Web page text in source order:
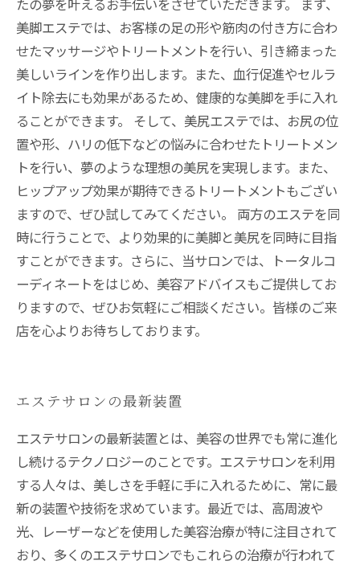
たの夢を叶えるお手伝いをさせていただきます。 まず、
美脚エステでは、お客様の足の形や筋肉の付き方に合わ
せたマッサージやトリートメントを行い、引き締まった
美しいラインを作り出します。また、血行促進やセルラ
イト除去にも効果があるため、健康的な美脚を手に入れ
ることができます。 そして、美尻エステでは、お尻の位
置や形、ハリの低下などの悩みに合わせたトリートメン
トを行い、夢のような理想の美尻を実現します。また、
ヒップアップ効果が期待できるトリートメントもござい
ますので、ぜひ試してみてください。 両方のエステを同
時に行うことで、より効果的に美脚と美尻を同時に目指
すことができます。さらに、当サロンでは、トータルコ
ーディネートをはじめ、美容アドバイスもご提供してお
りますので、ぜひお気軽にご相談ください。皆様のご来
店を心よりお待ちしております。
エステサロンの最新装置
エステサロンの最新装置とは、美容の世界でも常に進化
し続けるテクノロジーのことです。エステサロンを利用
する人々は、美しさを手軽に手に入れるために、常に最
新の装置や技術を求めています。最近では、高周波や
光、レーザーなどを使用した美容治療が特に注目されて
おり、多くのエステサロンでもこれらの治療が行われて